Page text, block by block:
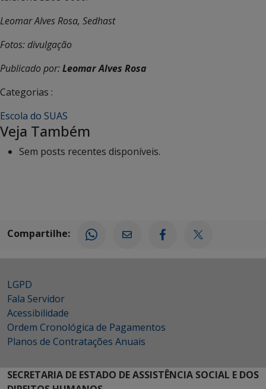
Leomar Alves Rosa, Sedhast
Fotos: divulgação
Publicado por:Leomar Alves Rosa
Categorias :
Escola do SUAS
Veja Também
Sem posts recentes disponíveis.
Compartilhe:
LGPD
Fala Servidor
Acessibilidade
Ordem Cronológica de Pagamentos
Planos de Contratações Anuais
SECRETARIA DE ESTADO DE ASSISTÊNCIA SOCIAL E DOS